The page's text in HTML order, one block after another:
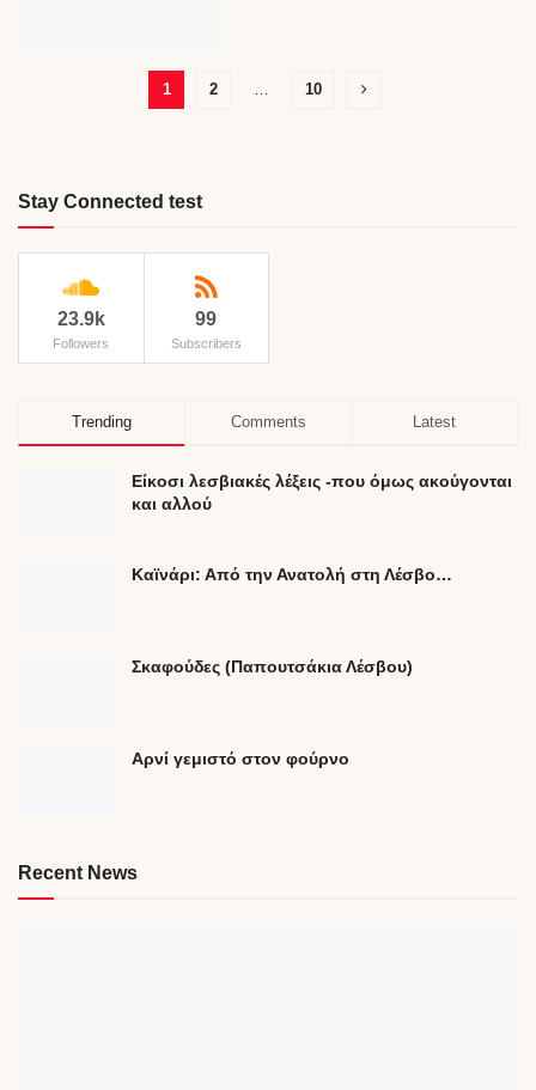
1 2 … 10
Stay Connected test
23.9k
Followers
99
Subscribers
Trending Comments Latest
Είκοσι λεσβιακές λέξεις -που όμως ακούγονται
και αλλού
Καϊνάρι: Από την Ανατολή στη Λέσβο…
Σκαφούδες (Παπουτσάκια Λέσβου)
Αρνί γεμιστό στον φούρνο
Recent News